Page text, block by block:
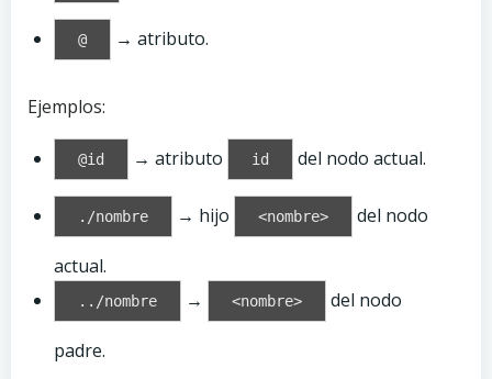
@ → atributo.
Ejemplos:
@id → atributo id del nodo actual.
./nombre → hijo <nombre> del nodo
actual.
../nombre → <nombre> del nodo
padre.